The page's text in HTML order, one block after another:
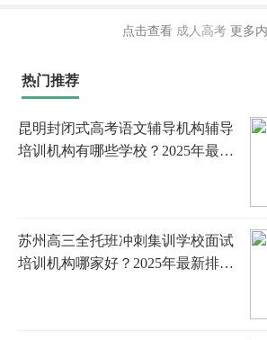
点击查看 成人高考 更多
热门推荐
昆明封闭式高考语文辅导机构辅导
培训机构有哪些学校？2025年最新
苏州高三全托班冲刺集训学校面试
培训机构哪家好？2025年最新排